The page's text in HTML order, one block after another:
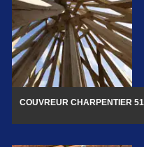
COUVREUR CHARPENTIER 51